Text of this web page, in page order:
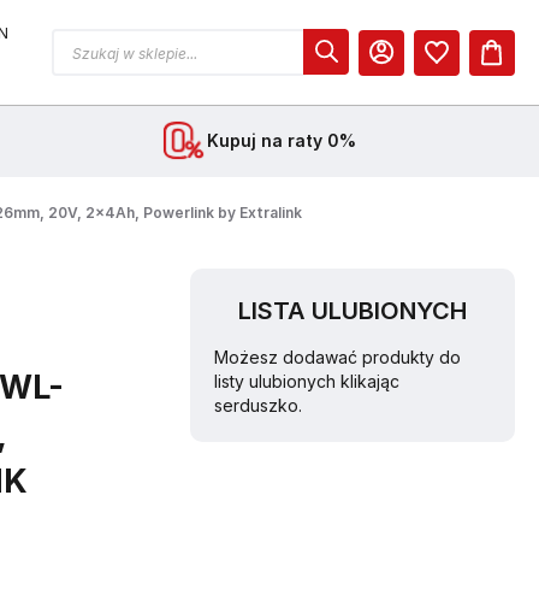
MOJE KONTO
Kupuj na raty 0%
20V, 2x4Ah, Powerlink by Extralink
LISTA ULUBIONYCH
Możesz dodawać produkty do
listy ulubionych klikając
serduszko.